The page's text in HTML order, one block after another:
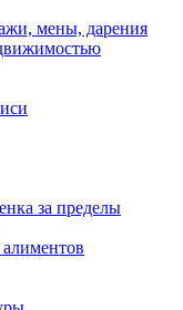
мены, дарения
за пределы